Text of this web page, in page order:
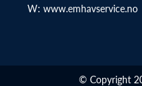
W:www.emhavservice.no
© Copyright